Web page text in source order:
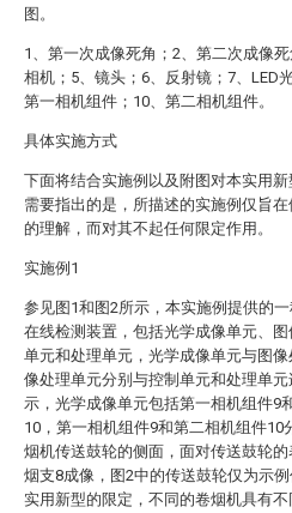
图。
1、第一次成像死角；2、第二次成像死
相机；5、镜头；6、反射镜；7、LED
第一相机组件；10、第二相机组件。
具体实施方式
下面将结合实施例以及附图对本实用新
需要指出的是，所描述的实施例仅旨
的理解，而对其不起任何限定作用。
实施例1
参见图1和图2所示，本实施例提供的
在线检测装置，包括光学成像单元、图
单元和处理单元，光学成像单元与图
像处理单元分别与控制单元和处理单
示，光学成像单元包括第一相机组件9
10，第一相机组件9和第二相机组件10
烟机传送鼓轮的侧面，面对传送鼓轮
烟支8成像，图2中的传送鼓轮仅为示
实用新型的限定，不同的卷烟机具有